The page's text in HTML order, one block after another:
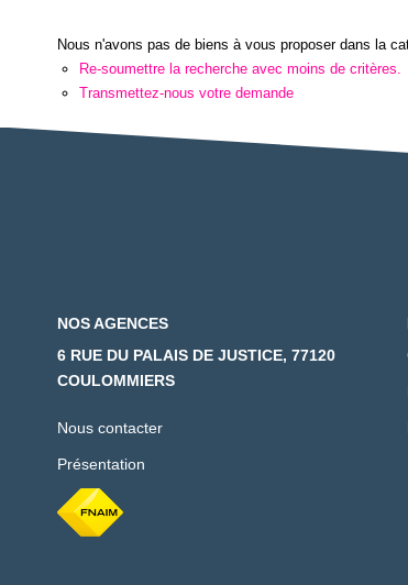
Nous n'avons pas de biens à vous proposer dans la
Re-soumettre la recherche avec moins de critères.
Transmettez-nous votre demande
NOS AGENCES
6 RUE DU PALAIS DE JUSTICE, 77120
COULOMMIERS
Nous contacter
Présentation